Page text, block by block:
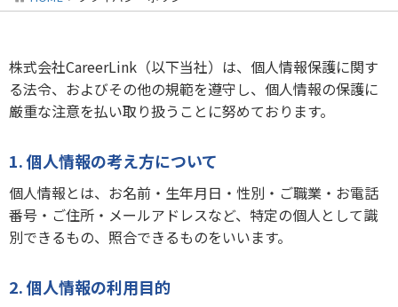
株式会社CareerLink（以下当社）は、個人情報保護に関す
る法令、およびその他の規範を遵守し、個人情報の保護に
厳重な注意を払い取り扱うことに努めております。
1. 個人情報の考え方について
個人情報とは、お名前・生年月日・性別・ご職業・お電話
番号・ご住所・メールアドレスなど、特定の個人として識
別できるもの、照合できるものをいいます。
2. 個人情報の利用目的